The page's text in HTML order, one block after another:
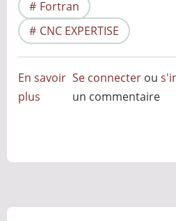
Fortran
CNC EXPERTISE
En savoir
plus
Hopper
Se connecter ou
un commentaire